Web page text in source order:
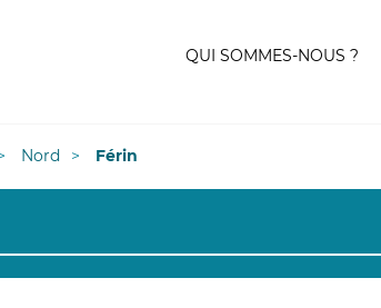
QUI SOMMES-NOUS ?
Nord Férin